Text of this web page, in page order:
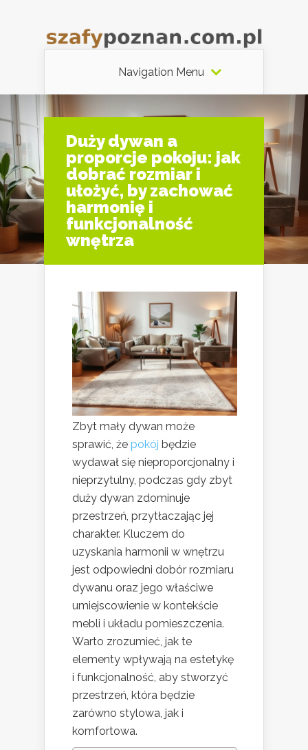
Navigation Menu
Duży dywan a
proporcje pokoju: jak
dobrać rozmiar i
ułożyć, by zachować
harmonię i
funkcjonalność
wnętrza
Zbyt mały dywan może
sprawić, że pokój będzie
wydawał się nieproporcjonalny i
nieprzytulny, podczas gdy zbyt
duży dywan zdominuje
przestrzeń, przytłaczając jej
charakter. Kluczem do
uzyskania harmonii w wnętrzu
jest odpowiedni dobór rozmiaru
dywanu oraz jego właściwe
umiejscowienie w kontekście
mebli i układu pomieszczenia.
Warto zrozumieć, jak te
elementy wpływają na estetykę
i funkcjonalność, aby stworzyć
przestrzeń, która będzie
zarówno stylowa, jak i
komfortowa.